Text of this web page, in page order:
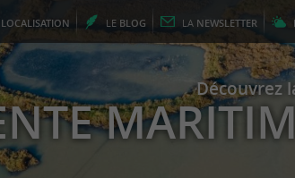
LOCALISATION LE BLOG LA NEWSLETTER
Découvrez